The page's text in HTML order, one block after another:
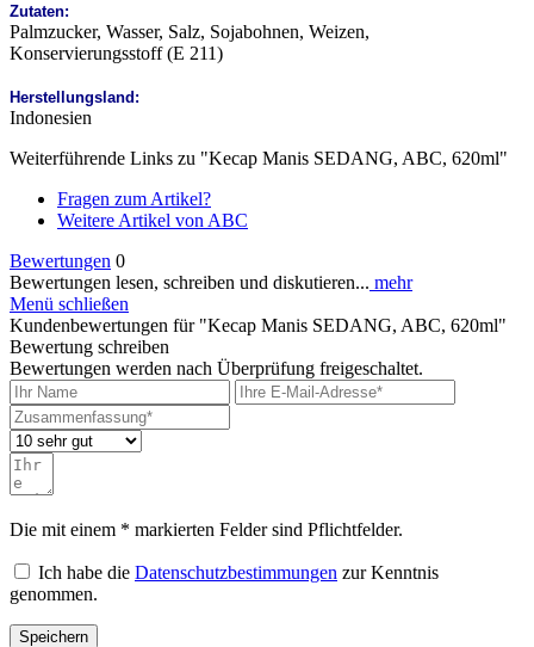
Zutaten:
Palmzucker, Wasser, Salz, Sojabohnen, Weizen,
Konservierungsstoff (E 211)
Herstellungsland:
Indonesien
Weiterführende Links zu "Kecap Manis SEDANG, ABC, 620ml"
Fragen zum Artikel?
Weitere Artikel von ABC
Bewertungen 0
Bewertungen lesen, schreiben und diskutieren... mehr
Menü schließen
Kundenbewertungen für "Kecap Manis SEDANG, ABC, 620ml"
Bewertung schreiben
Bewertungen werden nach Überprüfung freigeschaltet.
Die mit einem * markierten Felder sind Pflichtfelder.
Ich habe die Datenschutzbestimmungen zur Kenntnis
genommen.
Speichern